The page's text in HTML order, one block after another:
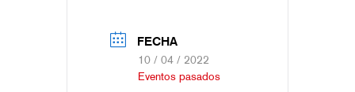
FECHA
10 / 04 / 2022
Eventos pasados